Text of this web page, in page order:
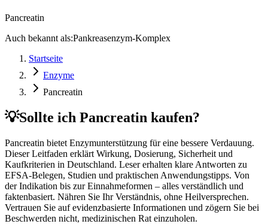
Pancreatin
Auch bekannt als:Pankreasenzym-Komplex
Startseite
Enzyme
Pancreatin
💡Sollte ich Pancreatin kaufen?
Pancreatin bietet Enzymunterstützung für eine bessere Verdauung.
Dieser Leitfaden erklärt Wirkung, Dosierung, Sicherheit und
Kaufkriterien in Deutschland. Leser erhalten klare Antworten zu
EFSA-Belegen, Studien und praktischen Anwendungstipps. Von
der Indikation bis zur Einnahmeformen – alles verständlich und
faktenbasiert. Nähren Sie Ihr Verständnis, ohne Heilversprechen.
Vertrauen Sie auf evidenzbasierte Informationen und zögern Sie bei
Beschwerden nicht, medizinischen Rat einzuholen.